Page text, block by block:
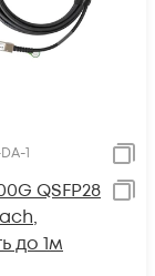
1
QSFP28
до 1м